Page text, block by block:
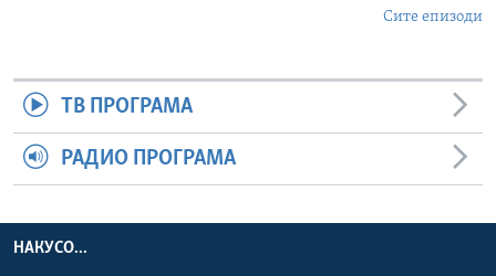
Сите епизоди
ТВ ПРОГРАМА
РАДИО ПРОГРАМА
НАКУСО...